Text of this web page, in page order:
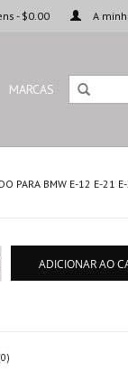
- $0.00 A
MARCAS
PARA BMW E-12 E-21
ADICIONAR AO